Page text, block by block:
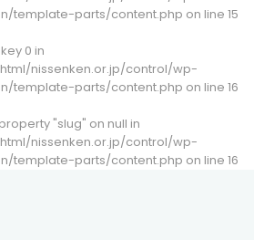
template-parts/content.php on line 15
0 in
nissenken.or.jp/control/wp-
template-parts/content.php on line 16
"slug" on null in
nissenken.or.jp/control/wp-
template-parts/content.php on line 16